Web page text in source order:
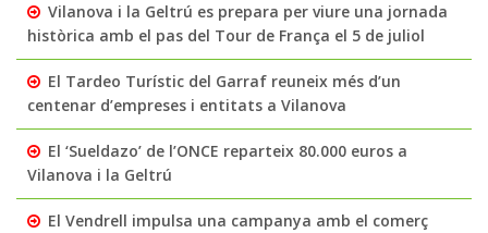
Vilanova i la Geltrú es prepara per viure una jornada
històrica amb el pas del Tour de França el 5 de juliol
El Tardeo Turístic del Garraf reuneix més d’un
centenar d’empreses i entitats a Vilanova
El ‘Sueldazo’ de l’ONCE reparteix 80.000 euros a
Vilanova i la Geltrú
El Vendrell impulsa una campanya amb el comerç